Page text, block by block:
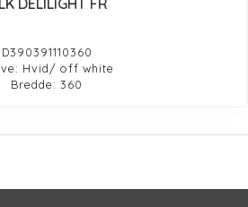
D390391110360
Hvid/ off white
Bredde: 360